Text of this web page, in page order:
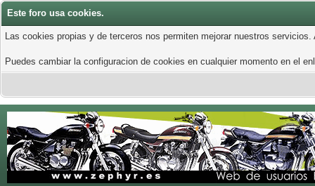
Este foro usa cookies.
Las cookies propias y de terceros nos permiten mejorar nuestros
Puedes cambiar la configuracion de cookies en cualquier momento en el